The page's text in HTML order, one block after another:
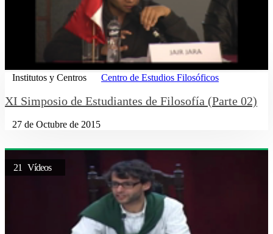
Institutos y Centros Centro de Estudios Filosóficos
XI Simposio de Estudiantes de Filosofía (Parte 02)
27 de Octubre de 2015
21 Vídeos